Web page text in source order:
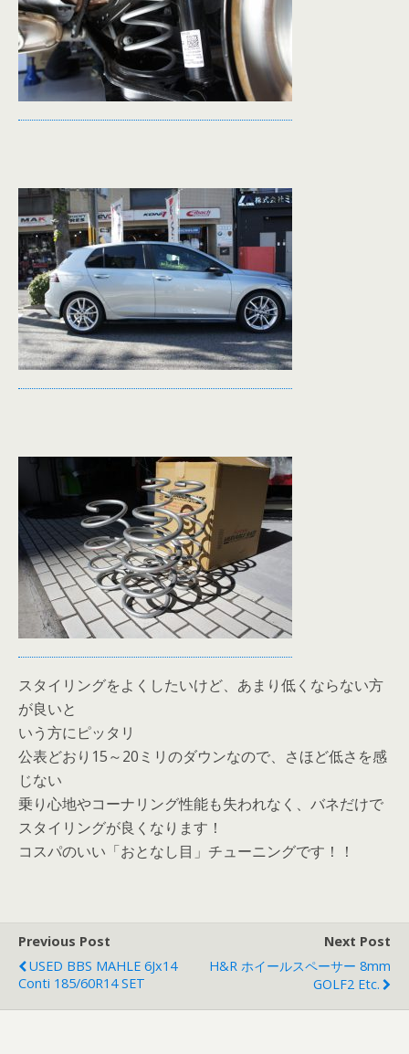
スタイリングをよくしたいけど、あまり低くならない方
が良いと
いう方にピッタリ
公表どおり15～20ミリのダウンなので、さほど低さを感
じない
乗り心地やコーナリング性能も失われなく、バネだけで
スタイリングが良くなります！
コスパのいい「おとなし目」チューニングです！！
Previous Post
USED BBS MAHLE 6Jx14
Conti 185/60R14 SET
Next Post
H&R ホイールスペーサー 8mm
GOLF2 Etc.